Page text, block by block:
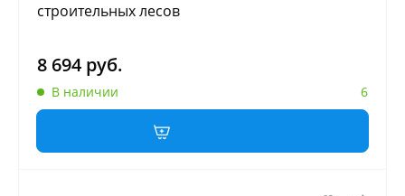
строительных лесов
В наличии 6
8 694 руб.